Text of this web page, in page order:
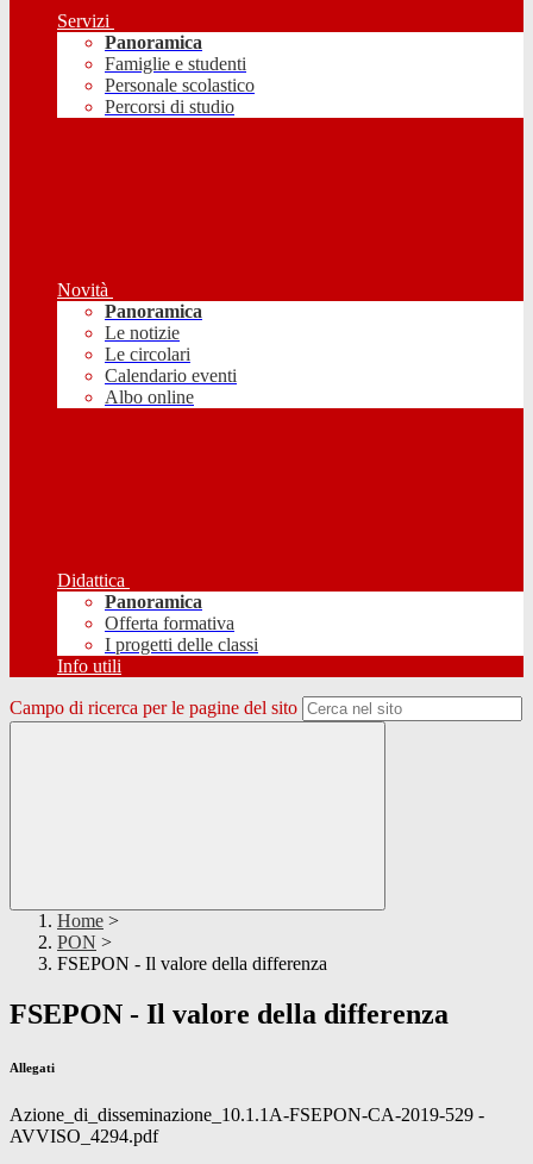
Servizi
Panoramica
Famiglie e studenti
Personale scolastico
Percorsi di studio
Novità
Panoramica
Le notizie
Le circolari
Calendario eventi
Albo online
Didattica
Panoramica
Offerta formativa
I progetti delle classi
Info utili
Campo di ricerca per le pagine del sito
Home >
PON >
FSEPON - Il valore della differenza
FSEPON - Il valore della differenza
Allegati
Azione_di_disseminazione_10.1.1A-FSEPON-CA-2019-529 -
AVVISO_4294.pdf